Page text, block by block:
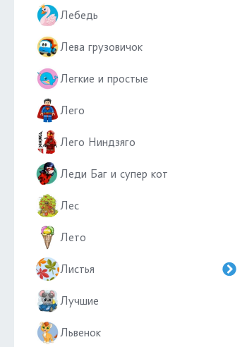
Лебедь
Лева грузовичок
Легкие и простые
Лего
Лего Ниндзяго
Леди Баг и супер кот
Лес
Лето
Листья
Лучшие
Львенок